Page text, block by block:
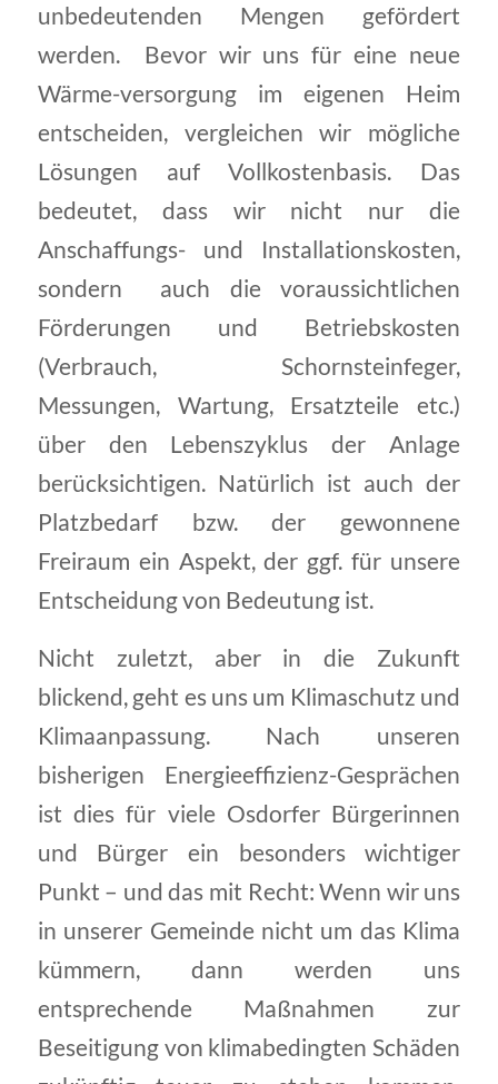
unbedeutenden Mengen gefördert
werden. Bevor wir uns für eine neue
Wärme-versorgung im eigenen Heim
entscheiden, vergleichen wir mögliche
Lösungen auf Vollkostenbasis. Das
bedeutet, dass wir nicht nur die
Anschaffungs- und Installationskosten,
sondern auch die voraussichtlichen
Förderungen und Betriebskosten
(Verbrauch, Schornsteinfeger,
Messungen, Wartung, Ersatzteile etc.)
über den Lebenszyklus der Anlage
berücksichtigen. Natürlich ist auch der
Platzbedarf bzw. der gewonnene
Freiraum ein Aspekt, der ggf. für unsere
Entscheidung von Bedeutung ist.
Nicht zuletzt, aber in die Zukunft
blickend, geht es uns um Klimaschutz und
Klimaanpassung. Nach unseren
bisherigen Energieeffizienz-Gesprächen
ist dies für viele Osdorfer Bürgerinnen
und Bürger ein besonders wichtiger
Punkt – und das mit Recht: Wenn wir uns
in unserer Gemeinde nicht um das Klima
kümmern, dann werden uns
entsprechende Maßnahmen zur
Beseitigung von klimabedingten Schäden